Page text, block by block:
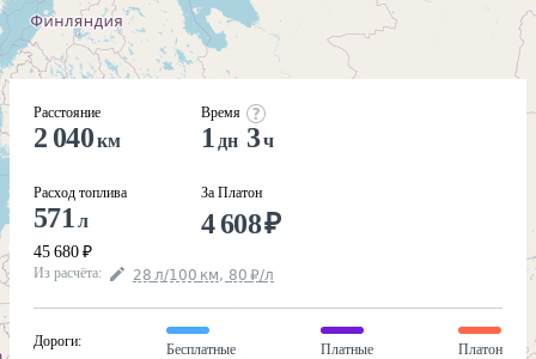
Расстояние
2 040км
Расход топлива
571 л
45 680 ₽
Время
1 дн 3ч
За Платон
4 608₽
Из расчёта: 28 л/100 км, 80 ₽/л
Дороги:
Бесплатные Платные Платон